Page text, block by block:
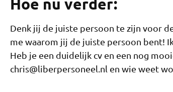
Denk jij de juiste persoon te zijn voor
me waarom jij de juiste persoon bent!
Heb je een duidelijk cv en een nog
chris@liberpersoneel.nl en wie weet